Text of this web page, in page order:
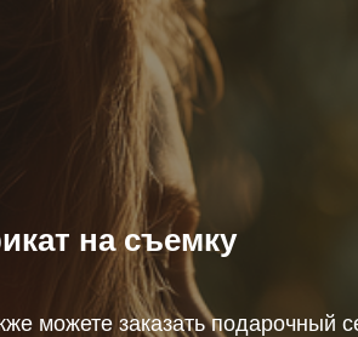
на съемку
можете заказать подарочный